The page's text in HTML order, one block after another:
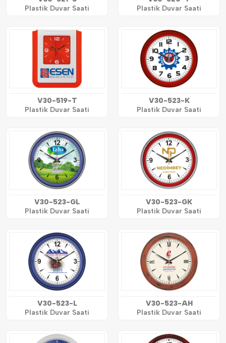
Plastik Duvar Saati
Plastik Duvar Saati
V30-519-T
Plastik Duvar Saati
V30-523-K
Plastik Duvar Saati
V30-523-GL
Plastik Duvar Saati
V30-523-GK
Plastik Duvar Saati
V30-523-L
Plastik Duvar Saati
V30-523-AH
Plastik Duvar Saati